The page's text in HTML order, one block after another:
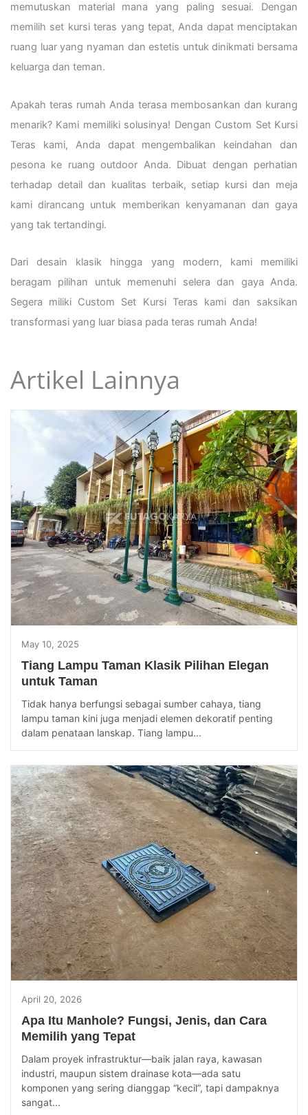
memutuskan material mana yang paling sesuai. Dengan
memilih set kursi teras yang tepat, Anda dapat menciptakan
ruang luar yang nyaman dan estetis untuk dinikmati bersama
keluarga dan teman.
Apakah teras rumah Anda terasa membosankan dan kurang
menarik? Kami memiliki solusinya! Dengan Custom Set Kursi
Teras kami, Anda dapat mengembalikan keindahan dan
pesona ke ruang outdoor Anda. Dibuat dengan perhatian
terhadap detail dan kualitas terbaik, setiap kursi dan meja
kami dirancang untuk memberikan kenyamanan dan gaya
yang tak tertandingi.
Dari desain klasik hingga yang modern, kami memiliki
beragam pilihan untuk memenuhi selera dan gaya Anda.
Segera miliki Custom Set Kursi Teras kami dan saksikan
transformasi yang luar biasa pada teras rumah Anda!
Artikel Lainnya
May 10, 2025
Tiang Lampu Taman Klasik Pilihan Elegan
untuk Taman
Tidak hanya berfungsi sebagai sumber cahaya, tiang
lampu taman kini juga menjadi elemen dekoratif penting
dalam penataan lanskap. Tiang lampu...
April 20, 2026
Apa Itu Manhole? Fungsi, Jenis, dan Cara
Memilih yang Tepat
Dalam proyek infrastruktur—baik jalan raya, kawasan
industri, maupun sistem drainase kota—ada satu
komponen yang sering dianggap “kecil”, tapi dampaknya
sangat...